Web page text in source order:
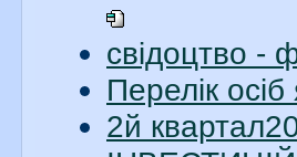
свідоцтво -
Перелік
2й